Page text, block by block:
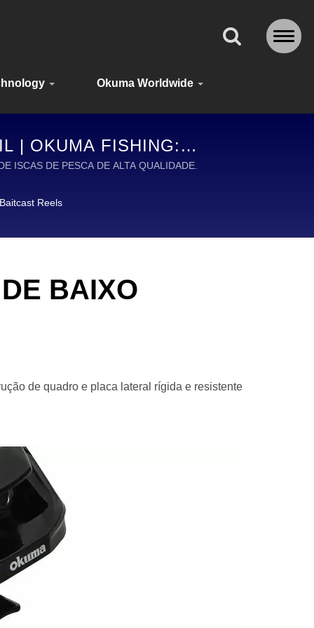
Okuma Worldwide
| OKUMA FISHING:
EM TODO O MUNDO
ISCAS DE PESCA DE ALTA QUALIDADE.
Baitcast Reels
BAIXO
de quadro e placa lateral rígida e resistente